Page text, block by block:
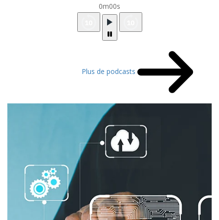
0m00s
Plus de podcasts